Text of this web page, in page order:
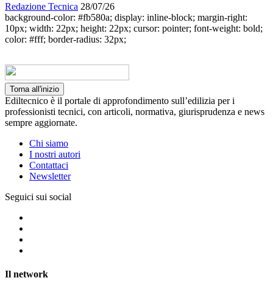
Redazione Tecnica 28/07/26
background-color: #fb580a; display: inline-block; margin-right:
10px; width: 22px; height: 22px; cursor: pointer; font-weight: bold;
color: #fff; border-radius: 32px;
Torna all'inizio
Ediltecnico è il portale di approfondimento sull’edilizia per i
professionisti tecnici, con articoli, normativa, giurisprudenza e news
sempre aggiornate.
Chi siamo
I nostri autori
Contattaci
Newsletter
Seguici sui social
Il network